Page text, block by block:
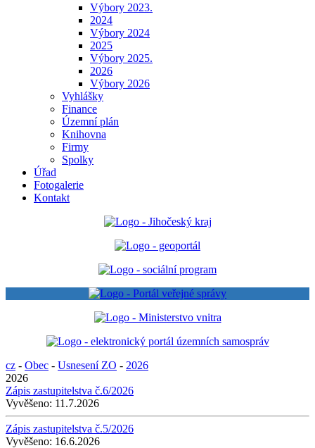
Výbory 2023.
2024
Výbory 2024
2025
Výbory 2025.
2026
Výbory 2026
Vyhlášky
Finance
Územní plán
Knihovna
Firmy
Spolky
Úřad
Fotogalerie
Kontakt
cz - Obec - Usnesení ZO - 2026
2026
Zápis zastupitelstva č.6/2026
Vyvěšeno: 11.7.2026
Zápis zastupitelstva č.5/2026
Vyvěšeno: 16.6.2026